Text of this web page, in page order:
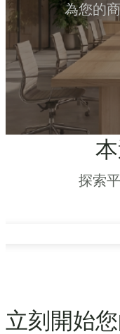
為您的
探索
立刻開始